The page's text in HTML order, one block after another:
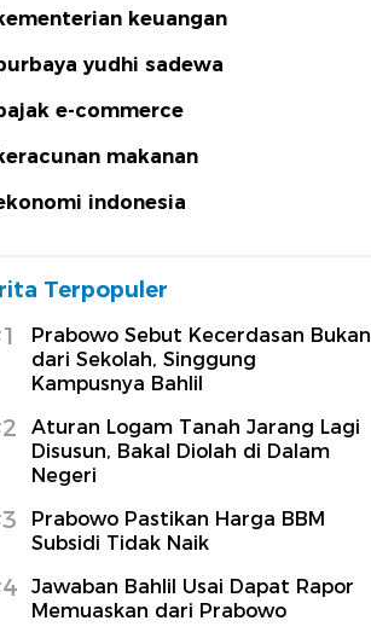
keuangan
yudhi sadewa
e-commerce
makanan
indonesia
Terpopuler
Prabowo Sebut Kecerdasan Bukan
dari Sekolah, Singgung
Kampusnya Bahlil
Aturan Logam Tanah Jarang Lagi
Disusun, Bakal Diolah di Dalam
Negeri
Prabowo Pastikan Harga BBM
Subsidi Tidak Naik
Jawaban Bahlil Usai Dapat Rapor
Memuaskan dari Prabowo